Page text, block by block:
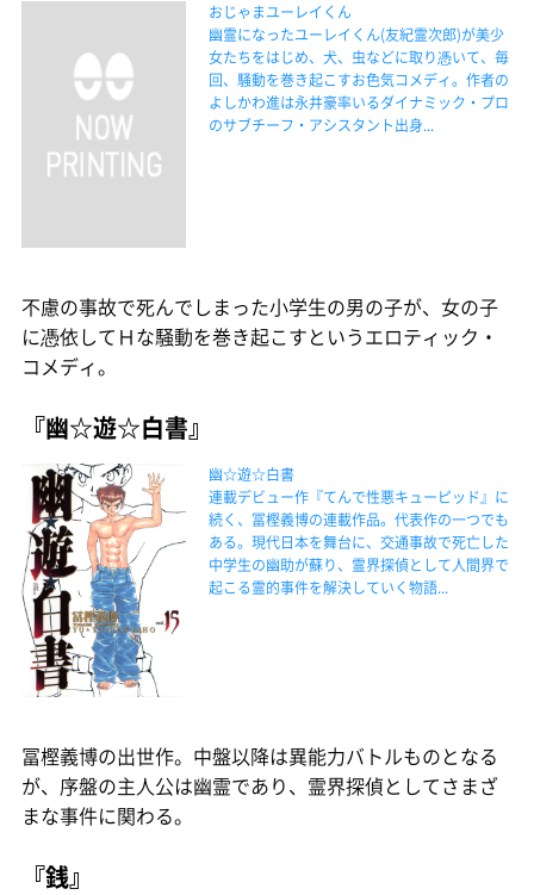
おじゃまユーレイくん
幽霊になったユーレイくん(友紀霊次郎)が美少
女たちをはじめ、犬、虫などに取り憑いて、毎
回、騒動を巻き起こすお色気コメディ。作者の
よしかわ進は永井豪率いるダイナミック・プロ
のサブチーフ・アシスタント出身...
不慮の事故で死んでしまった小学生の男の子が、女の子
に憑依してＨな騒動を巻き起こすというエロティック・
コメディ。
『幽☆遊☆白書』
幽☆遊☆白書
連載デビュー作『てんで性悪キューピッド』に
続く、冨樫義博の連載作品。代表作の一つでも
ある。現代日本を舞台に、交通事故で死亡した
中学生の幽助が蘇り、霊界探偵として人間界で
起こる霊的事件を解決していく物語...
冨樫義博の出世作。中盤以降は異能力バトルものとなる
が、序盤の主人公は幽霊であり、霊界探偵としてさまざ
まな事件に関わる。
『銭』